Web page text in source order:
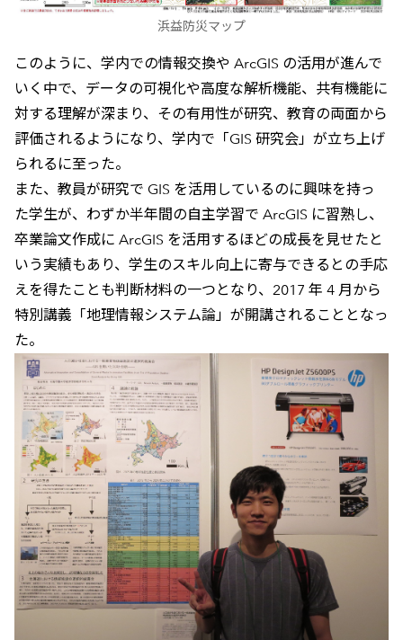
浜益防災マップ
このように、学内での情報交換や ArcGIS の活用が進んで
いく中で、データの可視化や高度な解析機能、共有機能に
対する理解が深まり、その有用性が研究、教育の両面から
評価されるようになり、学内で「GIS 研究会」が立ち上げ
られるに至った。
また、教員が研究で GIS を活用しているのに興味を持っ
た学生が、わずか半年間の自主学習で ArcGIS に習熟し、
卒業論文作成に ArcGIS を活用するほどの成長を見せたと
いう実績もあり、学生のスキル向上に寄与できるとの手応
えを得たことも判断材料の一つとなり、2017 年 4 月から
特別講義「地理情報システム論」が開講されることとなっ
た。